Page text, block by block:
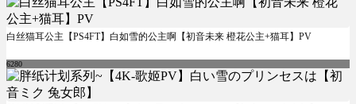
白丝猫耳公主【PS4FT】白如雪的公主啊【初音未来 橙花公主+猫耳】PV
6280